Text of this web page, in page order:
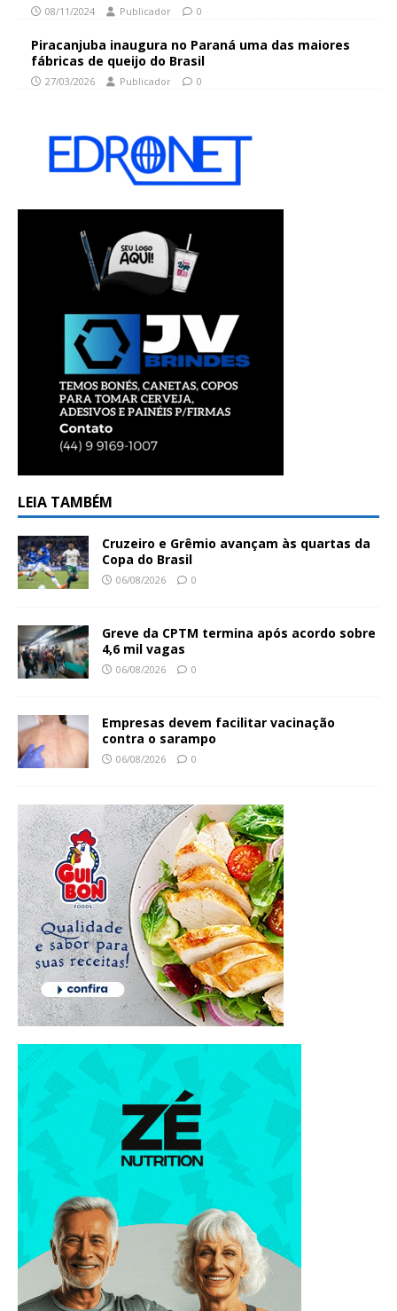
08/11/2024 Publicador 0
Piracanjuba inaugura no Paraná uma das maiores
fábricas de queijo do Brasil
27/03/2026 Publicador 0
LEIA TAMBÉM
Cruzeiro e Grêmio avançam às quartas da
Copa do Brasil
06/08/2026 0
Greve da CPTM termina após acordo sobre
4,6 mil vagas
06/08/2026 0
Empresas devem facilitar vacinação
contra o sarampo
06/08/2026 0